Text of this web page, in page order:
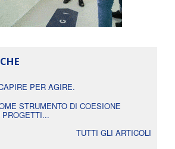
PER AGIRE.
STRUMENTO DI COESIONE
TUTTI GLI ARTICOLI